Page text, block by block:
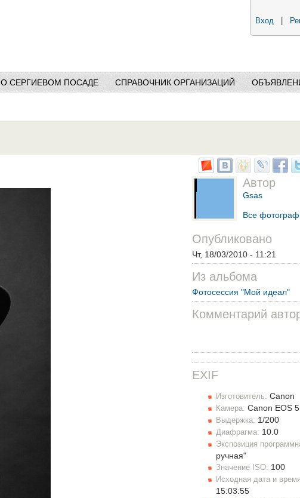
Вход
О СЕРГИЕВОМ ПОСАДЕ СПРАВОЧНИК ОРГАНИЗАЦИЙ
Автор
Gsas
Все
Опубликовано
Чт, 18/03/2010 - 11:21
Из альбома
Фотосессия "Мой идеал"
Комментарий
EXIF
Изготовитель: Canon
Камера: Canon EOS
Выдержка: 1/200
Диафрагма: 10.0
Экспозиция
ручная"
Значение ISO: 100
Исходная дата и
15:03:55